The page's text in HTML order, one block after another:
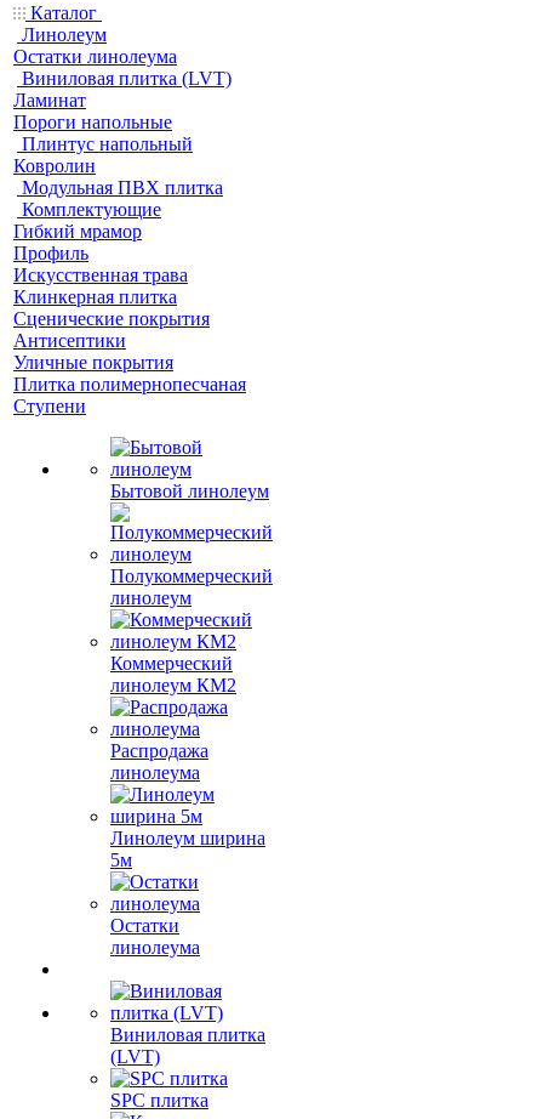
Каталог
Линолеум
Остатки линолеума
Виниловая плитка (LVT)
Ламинат
Пороги напольные
Плинтус напольный
Ковролин
Модульная ПВХ плитка
Комплектующие
Гибкий мрамор
Профиль
Искусственная трава
Клинкерная плитка
Сценические покрытия
Антисептики
Уличные покрытия
Плитка полимернопесчаная
Ступени
Бытовой линолеум
Полукоммерческий
линолеум
Коммерческий
линолеум КМ2
Распродажа
линолеума
Линолеум ширина
5м
Остатки
линолеума
Виниловая плитка
(LVT)
SPC плитка